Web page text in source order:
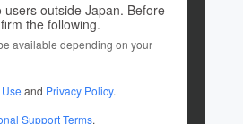
outside Japan. Before
the following.
available depending on your
and Privacy Policy.
Support Terms.
井上直樹
クトを投稿しています